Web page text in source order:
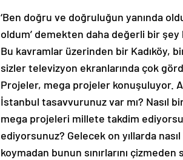
‘Ben doğru ve doğruluğun yanında
oldum’ demekten daha değerli bir şey
Bu kavramlar üzerinden bir Kadıköy,
sizler televizyon ekranlarında çok
Projeler, mega projeler konuşuluyor.
İstanbul tasavvurunuz var mı? Nasıl
mega projeleri millete takdim
ediyorsunuz? Gelecek on yıllarda
koymadan bunun sınırlarını